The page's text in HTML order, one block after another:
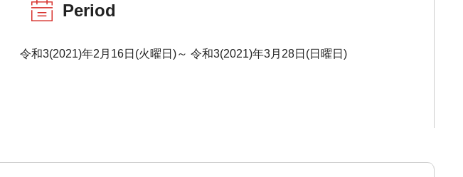
Period
令和3(2021)年2月16日(火曜日)～ 令和3(2021)年3月28日(日曜日)